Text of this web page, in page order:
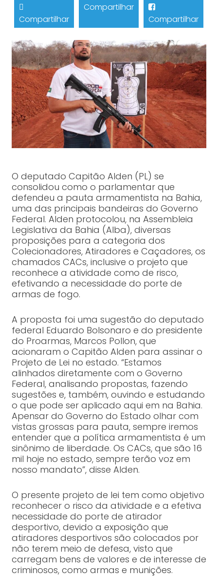
Compartilhar
Compartilhar
Compartilhar
O deputado Capitão Alden (PL) se
consolidou como o parlamentar que
defendeu a pauta armamentista na Bahia,
uma das principais bandeiras do Governo
Federal. Alden protocolou, na Assembleia
Legislativa da Bahia (Alba), diversas
proposições para a categoria dos
Colecionadores, Atiradores e Caçadores, os
chamados CACs, inclusive o projeto que
reconhece a atividade como de risco,
efetivando a necessidade do porte de
armas de fogo.
A proposta foi uma sugestão do deputado
federal Eduardo Bolsonaro e do presidente
do Proarmas, Marcos Pollon, que
acionaram o Capitão Alden para assinar o
Projeto de Lei no estado. “Estamos
alinhados diretamente com o Governo
Federal, analisando propostas, fazendo
sugestões e, também, ouvindo e estudando
o que pode ser aplicado aqui em na Bahia.
Apensar do Governo do Estado olhar com
vistas grossas para pauta, sempre iremos
entender que a política armamentista é um
sinônimo de liberdade. Os CACs, que são 16
mil hoje no estado, sempre terão voz em
nosso mandato”, disse Alden.
O presente projeto de lei tem como objetivo
reconhecer o risco da atividade e a efetiva
necessidade do porte de atirador
desportivo, devido a exposição que
atiradores desportivos são colocados por
não terem meio de defesa, visto que
carregam bens de valores e de interesse de
criminosos, como armas e munições.